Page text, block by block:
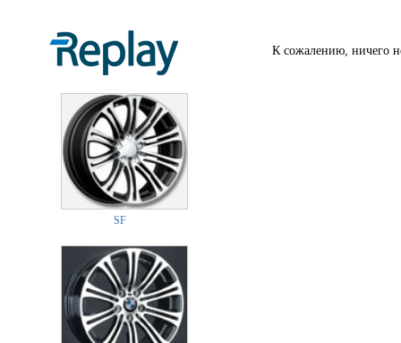
SF
К сожалению, ничего